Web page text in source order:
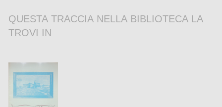
QUESTA TRACCIA NELLA BIBLIOTECA LA
TROVI IN